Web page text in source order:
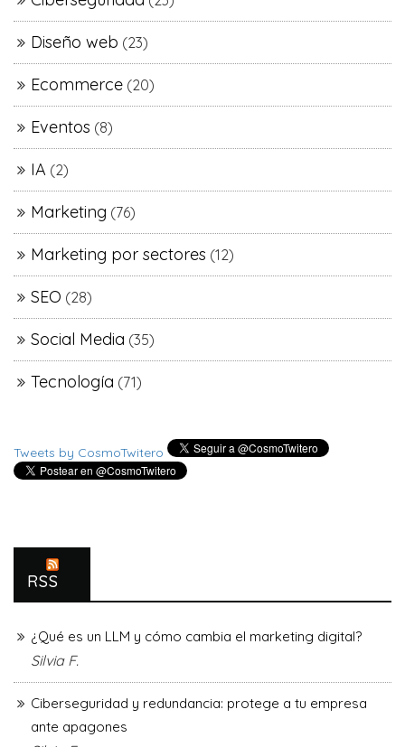
Diseño web (23)
Ecommerce (20)
Eventos (8)
IA (2)
Marketing (76)
Marketing por sectores (12)
SEO (28)
Social Media (35)
Tecnología (71)
Tweets by CosmoTwitero
RSS
¿Qué es un LLM y cómo cambia el marketing digital?
Silvia F.
Ciberseguridad y redundancia: protege a tu empresa
ante apagones